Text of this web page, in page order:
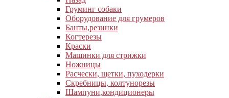
Груминг собаки
Оборудование для грумеров
Банты,резинки
Когтерезы
Краски
Машинки для стрижки
Ножницы
Расчески, щетки, пуходерки
Скребницы, колтунорезы
Шампуни,кондиционеры